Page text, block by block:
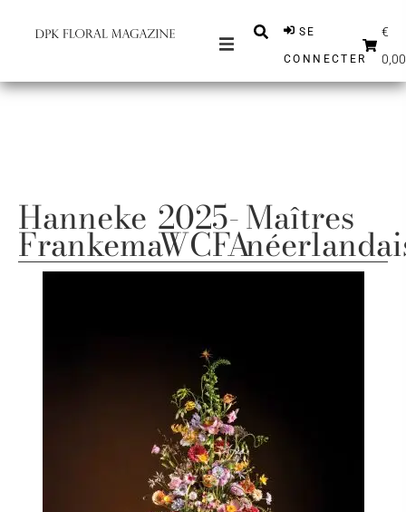
BOUTIQUE
FRANÇAIS
SE
CONNECTER
€
0,00
Hanneke
Frankema
2025-
WCFA
Maîtres